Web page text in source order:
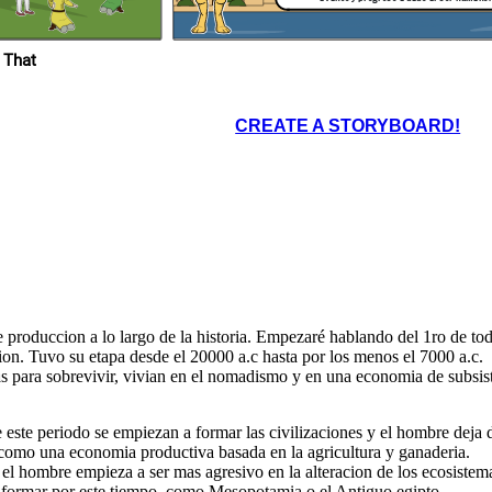
y la produccion
explotadas con el
objetivo de avanzar hacia
un mundo donde no
existan las clases
sociales. Osea, el
derechos humanos.
socialismo, y con
reciente han
que,
utopica, han
paises en la
violacion de los
That
CREATE A STORYBOARD!
produccion a lo largo de la historia. Empezaré hablando del 1ro de
Tuvo su etapa desde el 20000 a.c hasta por los menos el 7000 a.c.
para sobrevivir, vivian en el nomadismo y en una economia de
periodo se empiezan a formar las civilizaciones y el hombre deja
una economia productiva basada en la agricultura y ganaderia.
hombre empieza a ser mas agresivo en la alteracion de los